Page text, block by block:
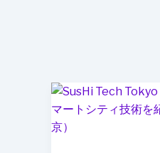
SusHi
Tech